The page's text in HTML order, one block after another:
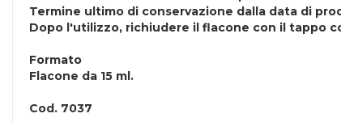
Termine ultimo di conservazione dalla data di
Dopo l'utilizzo, richiudere il flacone con il tappo
Formato
Flacone da 15 ml.
Cod. 7037